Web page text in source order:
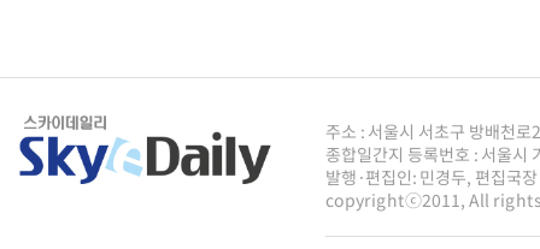
주소 : 서울시 서초구 방배천
종합일간지 등록번호 : 서울
발행·편집인: 민경두, 편집국
copyrightⓒ2011, All rights